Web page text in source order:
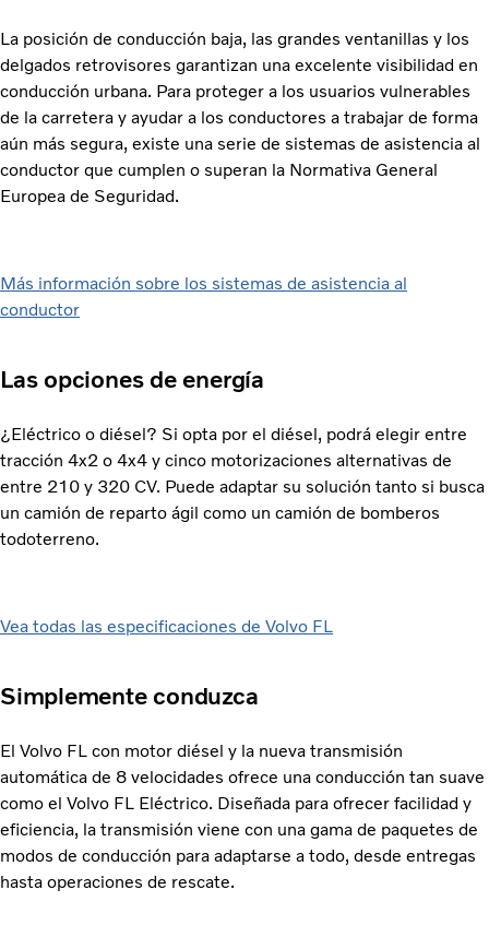
La posición de conducción baja, las grandes ventanillas y los
delgados retrovisores garantizan una excelente visibilidad en
conducción urbana. Para proteger a los usuarios vulnerables
de la carretera y ayudar a los conductores a trabajar de forma
aún más segura, existe una serie de sistemas de asistencia al
conductor que cumplen o superan la Normativa General
Europea de Seguridad.
Más información sobre los sistemas de asistencia al
conductor
Las opciones de energía
¿Eléctrico o diésel? Si opta por el diésel, podrá elegir entre
tracción 4x2 o 4x4 y cinco motorizaciones alternativas de
entre 210 y 320 CV. Puede adaptar su solución tanto si busca
un camión de reparto ágil como un camión de bomberos
todoterreno.
Vea todas las especificaciones de Volvo FL
Simplemente conduzca
El Volvo FL con motor diésel y la nueva transmisión
automática de 8 velocidades ofrece una conducción tan suave
como el Volvo FL Eléctrico. Diseñada para ofrecer facilidad y
eficiencia, la transmisión viene con una gama de paquetes de
modos de conducción para adaptarse a todo, desde entregas
hasta operaciones de rescate.